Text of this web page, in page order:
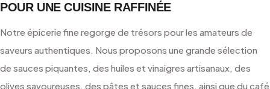
POUR UNE CUISINE RAFFINÉE
Notre épicerie fine regorge de trésors pour les amateurs de
saveurs authentiques. Nous proposons une grande sélection
de sauces piquantes, des huiles et vinaigres artisanaux, des
olives savoureuses, des pâtes et sauces fines, ainsi que du café